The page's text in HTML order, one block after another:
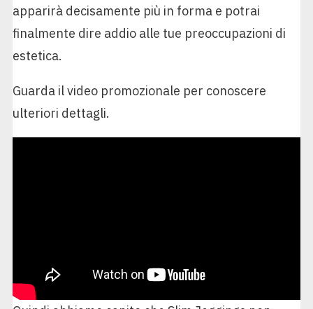
apparirà decisamente più in forma e potrai
finalmente dire addio alle tue preoccupazioni di
estetica.
Guarda il video promozionale per conoscere
ulteriori dettagli.